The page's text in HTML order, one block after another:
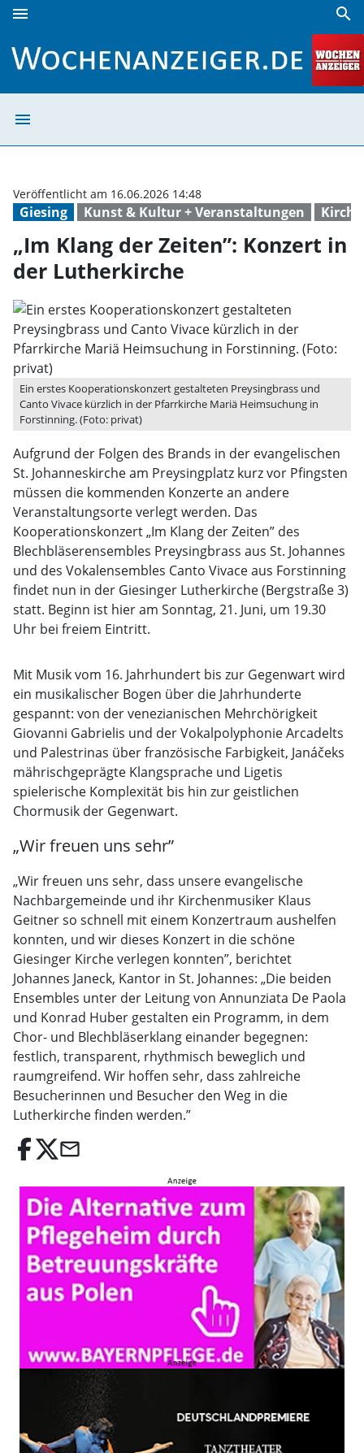
menu search
menu
Giesing Kunst & Kultur + Veranstaltungen
Veröffentlicht am 16.06.2026 14:48
„Im Klang der Zeiten”: Konzert in
der Lutherkirche
Ein erstes Kooperationskonzert gestalteten Preysingbrass und
Canto Vivace kürzlich in der Pfarrkirche Mariä Heimsuchung in
Forstinning. (Foto: privat)
Aufgrund der Folgen des Brands in der evangelischen
St. Johanneskirche am Preysingplatz kurz vor Pfingsten
müssen die kommenden Konzerte an andere
Veranstaltungsorte verlegt werden. Das
Kooperationskonzert „Im Klang der Zeiten” des
Blechbläserensembles Preysingbrass aus St. Johannes
und des Vokalensembles Canto Vivace aus Forstinning
findet nun in der Giesinger Lutherkirche (Bergstraße 3)
statt. Beginn ist hier am Sonntag, 21. Juni, um 19.30
Uhr bei freiem Eintritt.
Mit Musik vom 16. Jahrhundert bis zur Gegenwart wird
ein musikalischer Bogen über die Jahrhunderte
gespannt: von der venezianischen Mehrchörigkeit
Giovanni Gabrielis und der Vokalpolyphonie Arcadelts
und Palestrinas über französische Farbigkeit, Janáčeks
mährischgeprägte Klangsprache und Ligetis
spielerische Komplexität bis hin zur geistlichen
Chormusik der Gegenwart.
„Wir freuen uns sehr”
„Wir freuen uns sehr, dass unsere evangelische
Nachbargemeinde und ihr Kirchenmusiker Klaus
Geitner so schnell mit einem Konzertraum aushelfen
konnten, und wir dieses Konzert in die schöne
Giesinger Kirche verlegen konnten”, berichtet
Johannes Janeck, Kantor in St. Johannes: „Die beiden
Ensembles unter der Leitung von Annunziata De Paola
und Konrad Huber gestalten ein Programm, in dem
Chor- und Blechbläserklang einander begegnen:
festlich, transparent, rhythmisch beweglich und
raumgreifend. Wir hoffen sehr, dass zahlreiche
Besucherinnen und Besucher den Weg in die
Lutherkirche finden werden.”
email